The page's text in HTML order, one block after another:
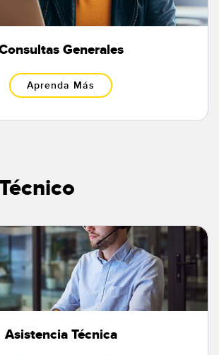
Generales
Aprenda Más
Asistencia Técnica